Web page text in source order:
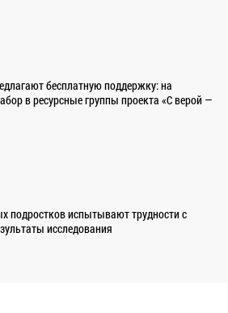
бесплатную поддержку: на
в ресурсные группы проекта «С верой —
подростков испытывают трудности с
исследования